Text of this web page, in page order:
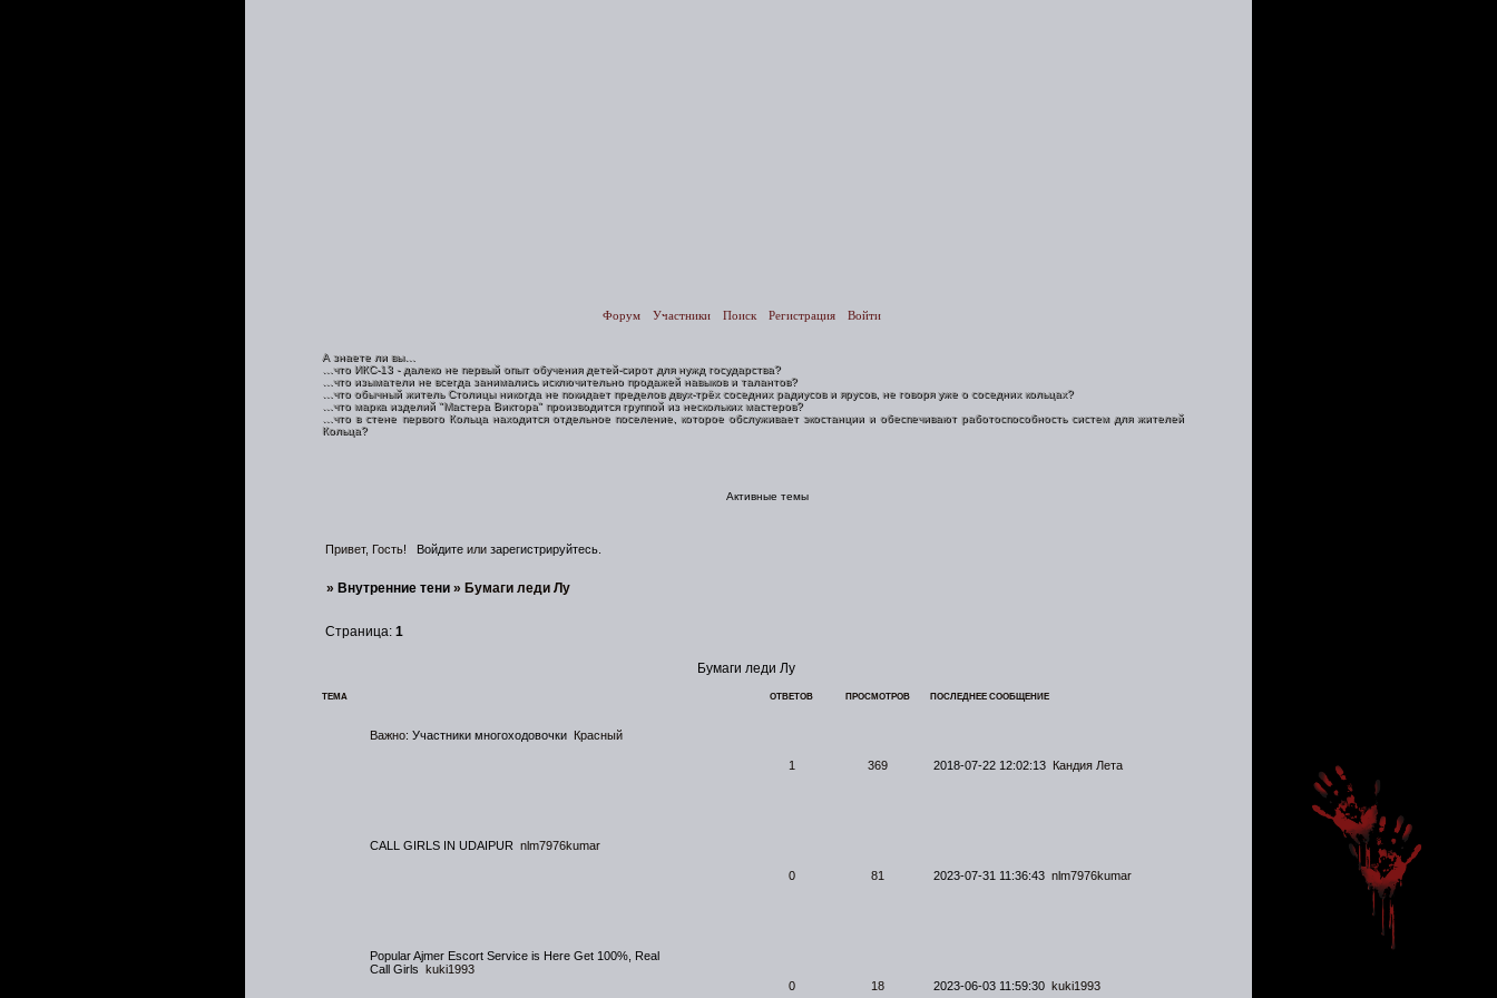
Форум Участники Поиск Регистрация Войти
Активные темы
А знаете ли вы…
…что ИКС-13 - далеко не первый опыт обучения детей-сирот для нужд государства?
…что изыматели не всегда занимались исключительно продажей навыков и талантов?
…что обычный житель Столицы никогда не покидает пределов двух-трёх соседних радиусов и ярусов, не говоря уже о соседних кольцах?
…что марка изделий "Мастера Виктора" производится группой из нескольких мастеров?
…что в стене первого Кольца находится отдельное поселение, которое обслуживает экостанции и обеспечивают работоспособность систем для жителей
Кольца?
Привет, Гость! Войдитеили зарегистрируйтесь.
»Внутренние тени »Бумаги леди Лу
Бумаги леди Лу
Страница:1
ТЕМА ОТВЕТОВ ПРОСМОТРОВ ПОСЛЕДНЕЕ СООБЩЕНИЕ
Важно: Участники многоходовочки Красный
1 369 2018-07-22 12:02:13 Кандия Лета
CALL GIRLS IN UDAIPUR nlm7976kumar
0 81 2023-07-31 11:36:43 nlm7976kumar
Popular Ajmer Escort Service is Here Get 100%, Real
Call Girls kuki1993
0
18 2023-06-03 11:59:30 kuki1993